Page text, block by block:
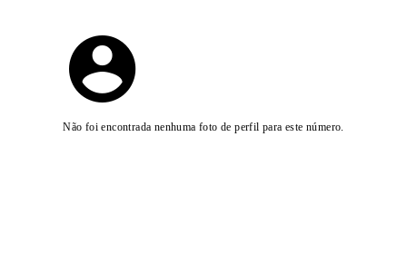
Não foi encontrada nenhuma foto de perfil para este número.